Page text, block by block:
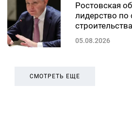
Ростовская
лидерство
строительства
05.08.2026
СМОТРЕТЬ ЕЩЕ